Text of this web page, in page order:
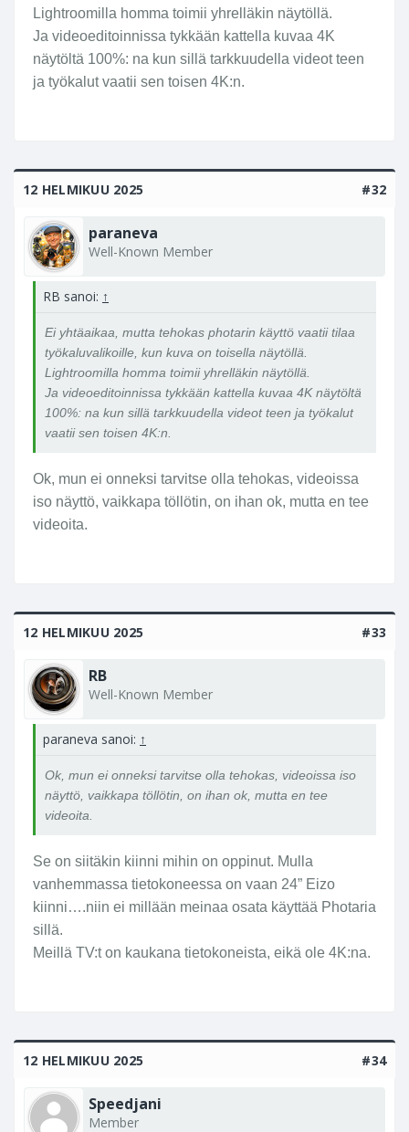
Lightroomilla homma toimii yhrelläkin näytöllä.
Ja videoeditoinnissa tykkään kattella kuvaa 4K
näytöltä 100%: na kun sillä tarkkuudella videot teen
ja työkalut vaatii sen toisen 4K:n.
12 HELMIKUU 2025 #32
paraneva
Well-Known Member
RB sanoi: ↑
Ei yhtäaikaa, mutta tehokas photarin käyttö vaatii tilaa
työkaluvalikoille, kun kuva on toisella näytöllä.
Lightroomilla homma toimii yhrelläkin näytöllä.
Ja videoeditoinnissa tykkään kattella kuvaa 4K näytöltä
100%: na kun sillä tarkkuudella videot teen ja työkalut
vaatii sen toisen 4K:n.
Ok, mun ei onneksi tarvitse olla tehokas, videoissa
iso näyttö, vaikkapa töllötin, on ihan ok, mutta en tee
videoita.
12 HELMIKUU 2025 #33
RB
Well-Known Member
paraneva sanoi: ↑
Ok, mun ei onneksi tarvitse olla tehokas, videoissa iso
näyttö, vaikkapa töllötin, on ihan ok, mutta en tee
videoita.
Se on siitäkin kiinni mihin on oppinut. Mulla
vanhemmassa tietokoneessa on vaan 24” Eizo
kiinni….niin ei millään meinaa osata käyttää Photaria
sillä.
Meillä TV:t on kaukana tietokoneista, eikä ole 4K:na.
12 HELMIKUU 2025 #34
Speedjani
Member